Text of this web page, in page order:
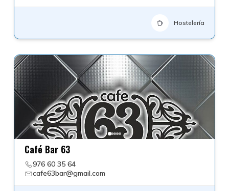
Hostelería
Café Bar 63
976 60 35 64
cafe63bar@gmail.com